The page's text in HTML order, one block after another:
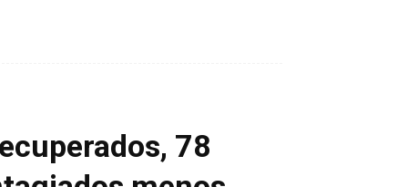
78